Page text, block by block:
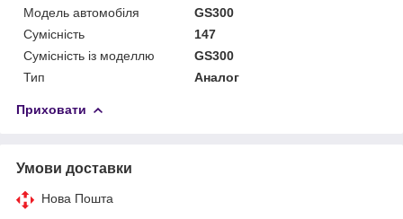
Модель автомобіля
GS300
Сумісність
147
Сумісність із моделлю
GS300
Тип
Аналог
Приховати
Умови доставки
Нова Пошта